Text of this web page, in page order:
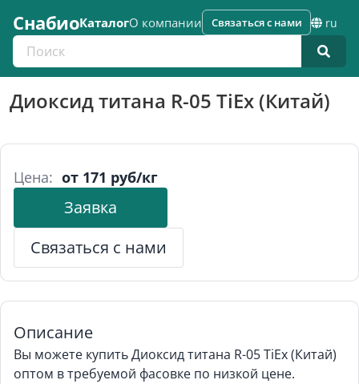
СнабиоКаталогО компании
Поиск по каталогу
Связаться с нами ru
Диоксид титана R-05 TiEx (Китай)
Цена: от 171 руб/кг
Заявка
Связаться с нами
Описание
Вы можете купить Диоксид титана R-05 TiEx (Китай)
оптом в требуемой фасовке по низкой цене.